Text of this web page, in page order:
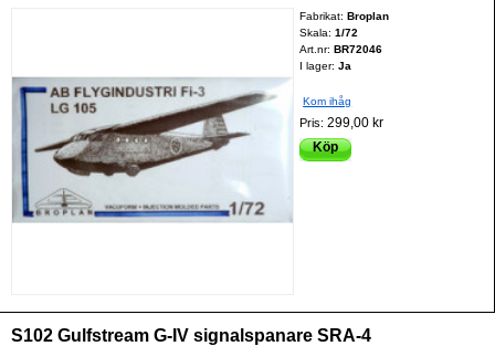
Fabrikat:Broplan
Skala:1/72
Art.nr:BR72046
I lager: Ja
Kom ihåg
Pris:299,00 kr
Köp
S102 Gulfstream G-IV signalspanare SRA-4